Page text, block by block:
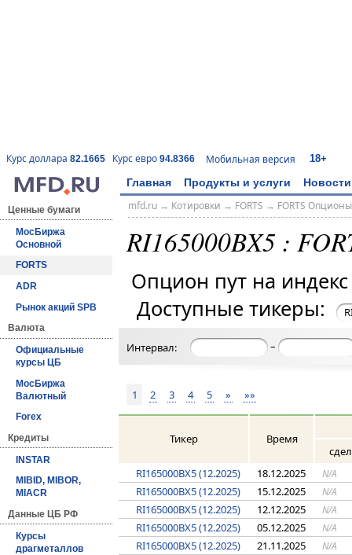
Курс доллара 82.1665 Курс евро 94.8366 Мобильная версия 18+
Главная Продукты и услуги Новости
Ценные бумаги
МосБиржа
Основной
FORTS
ADR
Рынок акций SPB
Валюта
Официальные
курсы ЦБ
МосБиржа
Валютный
Forex
Кредиты
INSTAR
MIBID, MIBOR,
MIACR
Данные ЦБ РФ
Курсы
драгметаллов
mfd.ru→ Котировки → FORTS → FORTS Опционы
RI165000BX5 :
Опцион пут на
Доступные тикеры:
Интервал: –
1 2 3 4 5 » »»
Тикер
Время
RI165000BX5 (12.2025)
18.12.2025 N/A
RI165000BX5 (12.2025) 15.12.2025 N/A
RI165000BX5 (12.2025) 12.12.2025 N/A
RI165000BX5 (12.2025) 05.12.2025 N/A
RI165000BX5 (12.2025) 21.11.2025 N/A